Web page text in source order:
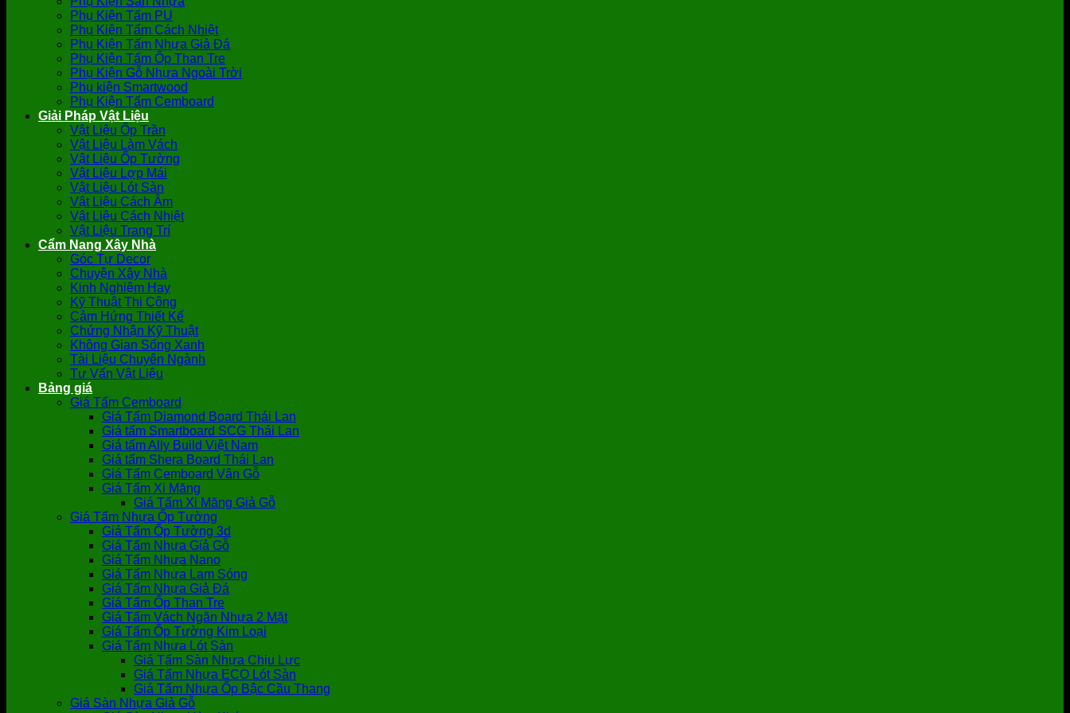
Phụ Kiện Tấm PU
Phụ Kiện Tấm Cách Nhiệt
Phụ Kiện Tấm Nhựa Giả Đá
Phụ Kiện Tấm Ốp Than Tre
Phụ Kiện Gỗ Nhựa Ngoài Trời
Phụ kiện Smartwood
Phụ Kiện Tấm Cemboard
Giải Pháp Vật Liệu
Vật Liệu Ốp Trần
Vật Liệu Làm Vách
Vật Liệu Ốp Tường
Vật Liệu Lợp Mái
Vật Liệu Lót Sàn
Vật Liệu Cách Âm
Vật Liệu Cách Nhiệt
Vật Liệu Trang Trí
Cẩm Nang Xây Nhà
Góc Tự Decor
Chuyện Xây Nhà
Kinh Nghiệm Hay
Kỹ Thuật Thi Công
Cảm Hứng Thiết Kế
Chứng Nhận Kỹ Thuật
Không Gian Sống Xanh
Tài Liệu Chuyên Ngành
Tư Vấn Vật Liệu
Bảng giá
Giá Tấm Cemboard
Giá Tấm Diamond Board Thái Lan
Giá tấm Smartboard SCG Thái Lan
Giá tấm Ally Build Việt Nam
Giá tấm Shera Board Thái Lan
Giá Tấm Cemboard Vân Gỗ
Giá Tấm Xi Măng
Giá Tấm Xi Măng Giả Gỗ
Giá Tấm Nhựa Ốp Tường
Giá Tấm Ốp Tường 3d
Giá Tấm Nhựa Giả Gỗ
Giá Tấm Nhựa Nano
Giá Tấm Nhựa Lam Sóng
Giá Tấm Nhựa Giả Đá
Giá Tấm Ốp Than Tre
Giá Tấm Vách Ngăn Nhựa 2 Mặt
Giá Tấm Ốp Tường Kim Loại
Giá Tấm Nhựa Lót Sàn
Giá Tấm Sàn Nhựa Chịu Lực
Giá Tấm Nhựa ECO Lót Sàn
Giá Tấm Nhựa Ốp Bậc Cầu Thang
Giá Sàn Nhựa Giả Gỗ